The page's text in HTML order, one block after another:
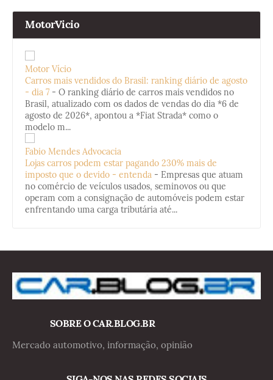
MotorVicio
Motor Vício
Carros mais vendidos do Brasil: ranking diário de agosto
- dia 7 - O ranking diário de carros mais vendidos no
Brasil, atualizado com os dados de vendas do dia *6 de
agosto de 2026*, apontou a *Fiat Strada* como o
modelo m...
Fabio Mendes Advocacia
Lojas carros podem estar pagando 230% mais de
imposto que o devido - entenda - Empresas que atuam
no comércio de veículos usados, seminovos ou que
operam com a consignação de automóveis podem estar
enfrentando uma carga tributária até...
SOBRE O CAR.BLOG.BR
Mercado automotivo, informação, opinião